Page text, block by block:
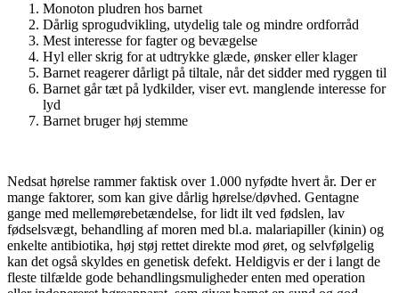
Monoton pludren hos barnet
Dårlig sprogudvikling, utydelig tale og mindre ordforråd
Mest interesse for fagter og bevægelse
Hyl eller skrig for at udtrykke glæde, ønsker eller klager
Barnet reagerer dårligt på tiltale, når det sidder med ryggen til
Barnet går tæt på lydkilder, viser evt. manglende interesse for
lyd
Barnet bruger høj stemme
Nedsat hørelse rammer faktisk over 1.000 nyfødte hvert år. Der er
mange faktorer, som kan give dårlig hørelse/døvhed. Gentagne
gange med mellemørebetændelse, for lidt ilt ved fødslen, lav
fødselsvægt, behandling af moren med bl.a. malariapiller (kinin) og
enkelte antibiotika, høj støj rettet direkte mod øret, og selvfølgelig
kan det også skyldes en genetisk defekt. Heldigvis er der i langt de
fleste tilfælde gode behandlingsmuligheder enten med operation